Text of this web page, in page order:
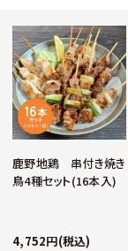
鹿野地鶏 串付き焼き
鳥4種セット(16本入)
4,752円(税込)